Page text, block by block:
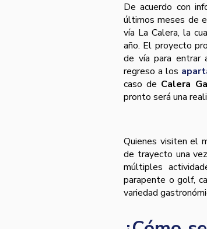
De acuerdo con
últimos meses de
vía La Calera, la
año. El proyecto
de vía para entrar
regreso a los
caso de Calera
pronto será una
Quienes visiten el
de trayecto una
múltiples
parapente o golf,
variedad